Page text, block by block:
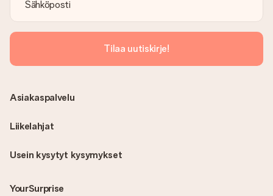
Tilaa uutiskirje!
Usein kysytyt kysymykset
YourSurprise
Asiakaspalvelu
Liikelahjat